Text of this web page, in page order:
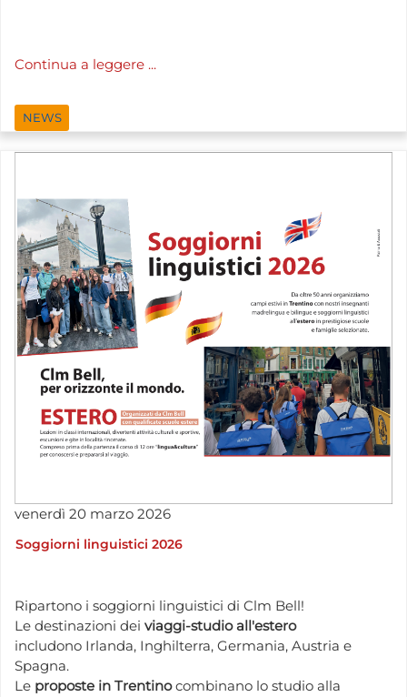
Continua a leggere ...
NEWS
venerdì 20 marzo 2026
Soggiorni linguistici 2026
Ripartono i soggiorni linguistici di Clm Bell!
Le destinazioni dei viaggi-studio all'estero
includono Irlanda, Inghilterra, Germania, Austria e
Spagna.
Le proposte in Trentinocombinano lo studio alla